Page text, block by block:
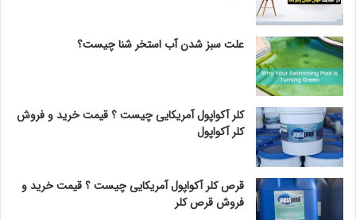
علت سبز شدن آب استخر شنا چیست؟
کلر آکواپول آمریکایی چیست ؟ قیمت خرید و فروش
کلر آکواپول
قرص کلر آکواپول آمریکایی چیست ؟ قیمت خرید و
فروش قرص کلر